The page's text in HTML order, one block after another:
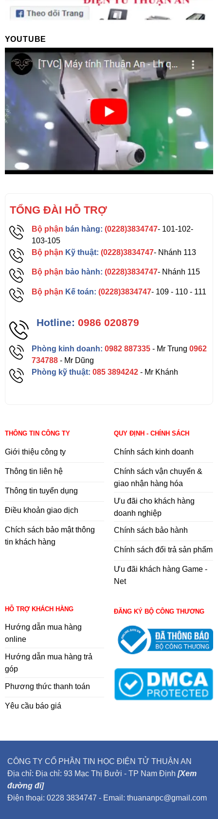
YOUTUBE
TỔNG ĐÀI HỖ TRỢ
Bộ phận bán hàng: (0228)3834747- 101-102-
103-105
Bộ phận Kỹ thuật: (0228)3834747- Nhánh 113
Bộ phận bảo hành: (0228)3834747- Nhánh 115
Bộ phận Kế toán: (0228)3834747- 109 - 110 - 111
Hotline: 0986 020879
Phòng kinh doanh: 0982 887335 - Mr Trung0962
734788 - Mr Dũng
Phòng kỹ thuật:085 3894242 - Mr Khánh
THÔNG TIN CÔNG TY
Giới thiệu công ty
Thông tin liên hệ
Thông tin tuyển dụng
Điều khoản giao dịch
Chích sách bảo mật thông
tin khách hàng
QUY ĐỊNH - CHÍNH SÁCH
Chính sách kinh doanh
Chính sách vận chuyển &
giao nhận hàng hóa
Ưu đãi cho khách hàng
doanh nghiệp
Chính sách bảo hành
Chính sách đổi trả sản phẩm
Ưu đãi khách hàng Game -
Net
HỖ TRỢ KHÁCH HÀNG
Hướng dẫn mua hàng
online
Hướng dẫn mua hàng trả
góp
Phương thức thanh toán
Yêu cầu báo giá
ĐĂNG KÝ BỘ CÔNG THƯƠNG
CÔNG TY CỔ PHẦN TIN HỌC ĐIỆN TỬ THUẬN AN
Địa chỉ: Địa chỉ: 93 Mạc Thị Bưởi - TP Nam Định [Xem
đường đi]
Điện thoại: 0228 3834747 - Email: thuananpc@gmail.com